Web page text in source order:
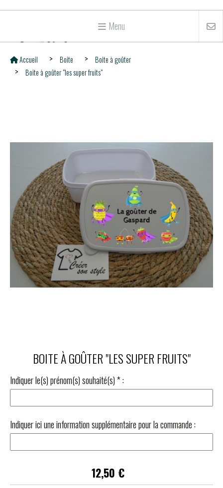
Menu
Accueil Boite
Boite à goûter
Boite à goûter "les super fruits"
BOITE À GOÛTER "LES SUPER FRUITS"
Indiquer le(s) prénom(s) souhaité(s)*:
Indiquer ici une information supplémentaire pour la commande :
12,50 €